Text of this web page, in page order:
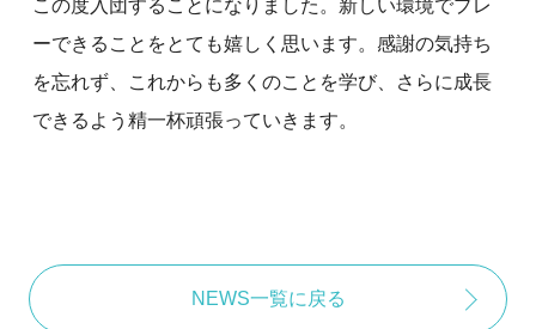
この度入団することになりました。新しい環境でプレ
ーできることをとても嬉しく思います。感謝の気持ち
を忘れず、これからも多くのことを学び、さらに成長
できるよう精一杯頑張っていきます。
NEWS一覧に戻る